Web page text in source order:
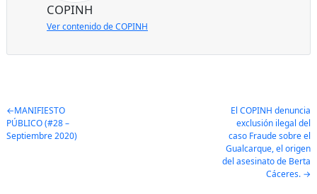
COPINH
Ver contenido de COPINH
Post
navigation
MANIFIESTO
PÚBLICO (#28 –
Septiembre 2020)
El COPINH denuncia
exclusión ilegal del
caso Fraude sobre el
Gualcarque, el origen
del asesinato de Berta
Cáceres.